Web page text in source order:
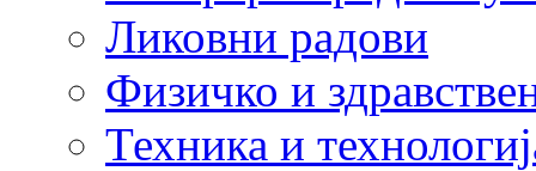
Ликовни радови
Физичко и
Техника и